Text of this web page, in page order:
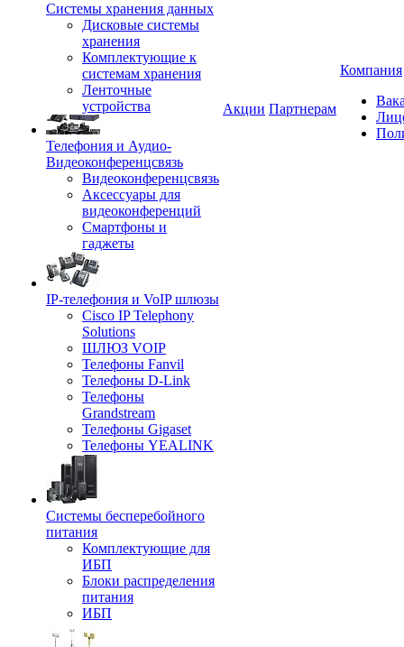
Системы хранения данных
Дисковые системы
хранения
Комплектующие к
системам хранения
Ленточные
устройства
Телефония и Аудио-
Видеоконференцсвязь
Видеоконференцсвязь
Аксессуары для
видеоконференций
Смартфоны и
гаджеты
IP-телефония и VoIP шлюзы
Cisco IP Telephony
Solutions
ШЛЮЗ VOIP
Телефоны Fanvil
Телефоны D-Link
Телефоны
Grandstream
Телефоны Gigaset
Телефоны YEALINK
Системы бесперебойного
питания
Комплектующие для
ИБП
Блоки распределения
питания
ИБП
Акции Партнерам
Компания